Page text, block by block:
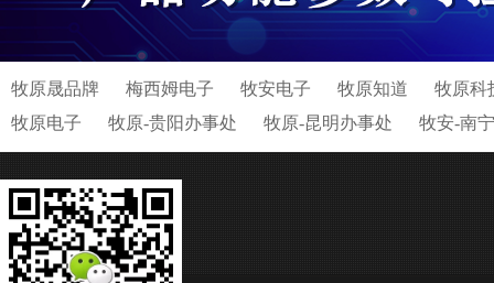
牧原晟品牌 梅西姆电子 牧安电子 牧原知道
牧原科
牧原电子
牧原-贵阳办事处 牧原-昆明办事处 牧安-南